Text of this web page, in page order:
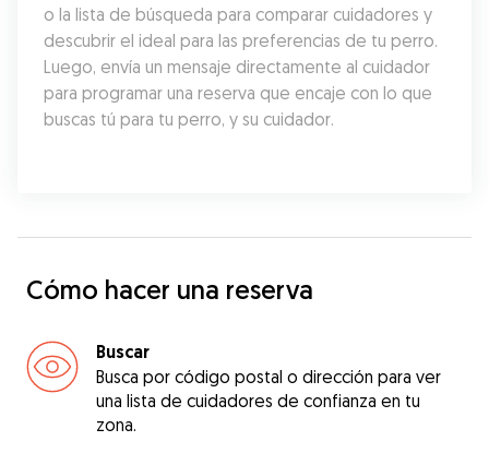
o la lista de búsqueda para comparar cuidadores y
descubrir el ideal para las preferencias de tu perro.
Luego, envía un mensaje directamente al cuidador
para programar una reserva que encaje con lo que
buscas tú para tu perro, y su cuidador.
Cómo hacer una reserva
Buscar
Busca por código postal o dirección para ver
una lista de cuidadores de confianza en tu
zona.